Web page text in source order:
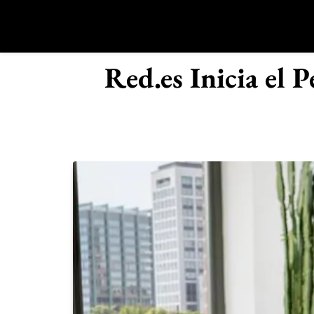
Red.es Inicia el